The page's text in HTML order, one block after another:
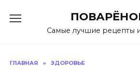
содержаниюСамые лучшие рецепты
ГЛАВНАЯ » ЗДОРОВЬЕ